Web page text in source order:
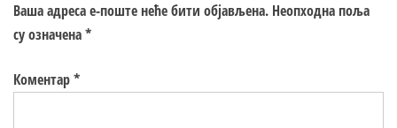
Ваша адреса е-поште неће бити објављена. Неопходна поља
су означена*
Коментар*